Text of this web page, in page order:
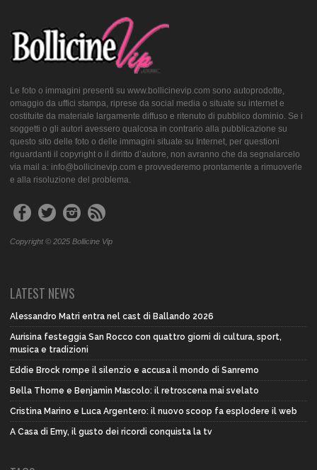
Le foto o immagini presenti su www.bollicinevip.com sono autoprodotte,
omaggio da uffici stampa, riprese da social media o situate su internet e
costituite da materiale largamente diffuso e ritenuto di pubblico dominio. Se i
soggetti o gli autori avessero qualcosa in contrario alla pubblicazione su
questo sito delle foto o delle immagini situate su Internet, per questioni
riguardanti il copyright o il diritto d’autore, non avranno che da segnalarcelo
via mail a: info@bollicinevip.com e provvederemo prontamente a rimuoverle
e alla risoluzione del problema.
Copyright © 2025 Bollicine Vip
LATEST NEWS
Alessandro Matri entra nel cast di Ballando 2026
Aurisina festeggia San Rocco con quattro giorni di cultura, sport,
musica e tradizioni
Eddie Brock rompe il silenzio e accusa il mondo di Sanremo
Bella Thorne e Benjamin Mascolo: il retroscena mai svelato
Cristina Marino e Luca Argentero: il nuovo scoop fa esplodere il web
A Casa di Emy, il gusto dei ricordi conquista la tv